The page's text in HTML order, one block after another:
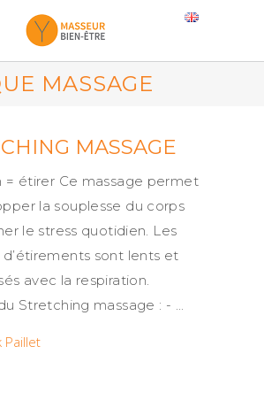
MASSAGE
MASSAGE
= étirer Ce massage permet
la souplesse du corps
le stress quotidien. Les
sont lents et
avec la respiration.
Stretching massage : -
Paillet